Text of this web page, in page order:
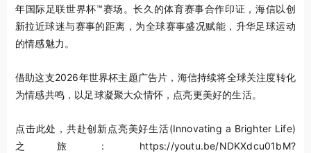
年国际足联世界杯™赛场。长久的体育赛事合作印证，海信以创
新拉近球迷与赛事的距离，为全球赛事盛况赋能，升华足球运动
的情感魅力。
借助这支2026年世界杯主题广告片，海信持续将全球关注度转化
为情感共鸣，以足球凝聚大众情怀，点亮更美好的生活。
点击此处，共赴创新点亮美好生活(Innovating a Brighter Life)
之旅：https://youtu.be/NDKXdcu01bM?